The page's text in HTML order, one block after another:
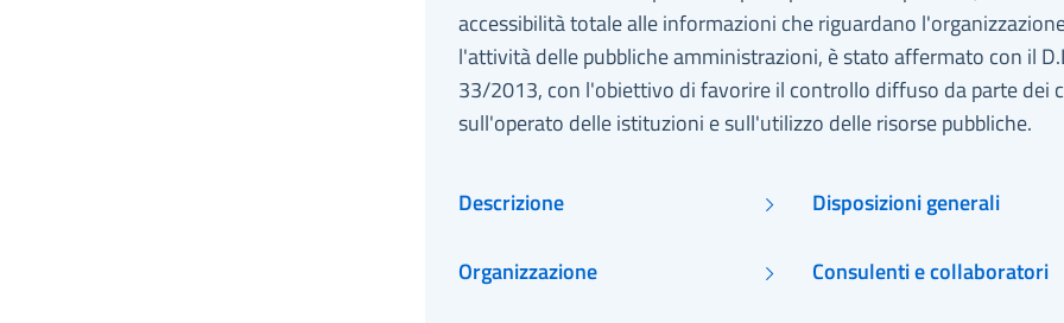
accessibilità totale alle informazioni che riguardano
l'attività delle pubbliche amministrazioni, è stato affermato con il
33/2013, con l'obiettivo di favorire il controllo diffuso da parte dei
sull'operato delle istituzioni e sull'utilizzo delle risorse pubbliche.
Descrizione Disposizioni generali
Organizzazione Consulenti e collaboratori